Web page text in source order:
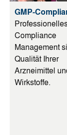
GMP-
Compliance
Management
Qualität Ihrer
Arzneimittel
Wirkstoffe.